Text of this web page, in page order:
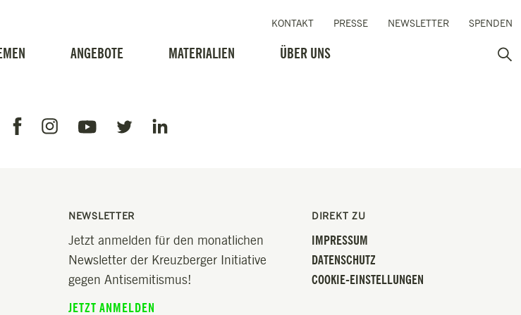
ANGEBOTE MATERIALIEN ÜBER UNS
KONTAKT PRESSE NEWSLETTER SPENDEN
FacebookInstagramYoutubeTwitterLinkedin
NEWSLETTER
Jetzt anmelden für den monatlichen
Newsletter der Kreuzberger Initiative
gegen Antisemitismus!
JETZT ANMELDEN
DIREKT ZU
IMPRESSUM
DATENSCHUTZ
COOKIE-EINSTELLUNGEN